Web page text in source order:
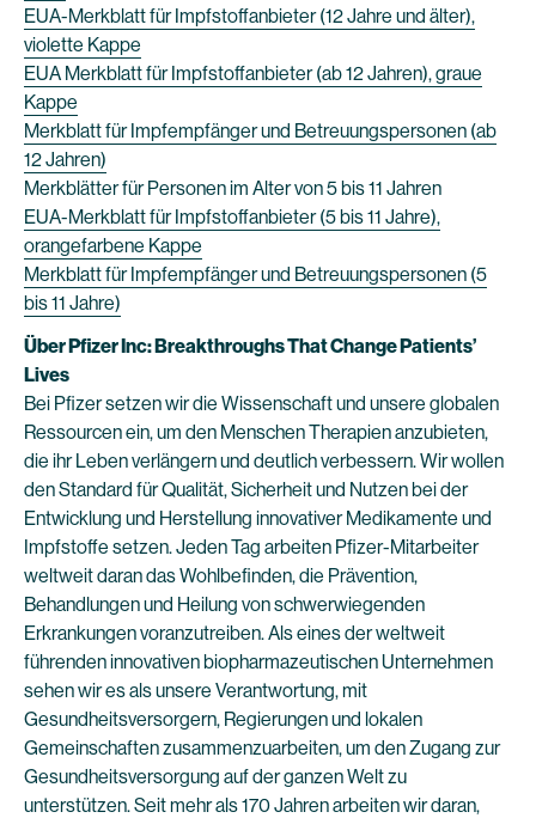
EUA-Merkblatt für Impfstoffanbieter (12 Jahre und älter),
violette Kappe
EUA Merkblatt für Impfstoffanbieter (ab 12 Jahren), graue
Kappe
Merkblatt für Impfempfänger und Betreuungspersonen (ab
12 Jahren)
Merkblätter für Personen im Alter von 5 bis 11 Jahren
EUA-Merkblatt für Impfstoffanbieter (5 bis 11 Jahre),
orangefarbene Kappe
Merkblatt für Impfempfänger und Betreuungspersonen (5
bis 11 Jahre)
Über Pfizer Inc: Breakthroughs That Change Patients’
Lives
Bei Pfizer setzen wir die Wissenschaft und unsere globalen
Ressourcen ein, um den Menschen Therapien anzubieten,
die ihr Leben verlängern und deutlich verbessern. Wir wollen
den Standard für Qualität, Sicherheit und Nutzen bei der
Entwicklung und Herstellung innovativer Medikamente und
Impfstoffe setzen. Jeden Tag arbeiten Pfizer-Mitarbeiter
weltweit daran das Wohlbefinden, die Prävention,
Behandlungen und Heilung von schwerwiegenden
Erkrankungen voranzutreiben. Als eines der weltweit
führenden innovativen biopharmazeutischen Unternehmen
sehen wir es als unsere Verantwortung, mit
Gesundheitsversorgern, Regierungen und lokalen
Gemeinschaften zusammenzuarbeiten, um den Zugang zur
Gesundheitsversorgung auf der ganzen Welt zu
unterstützen. Seit mehr als 170 Jahren arbeiten wir daran,